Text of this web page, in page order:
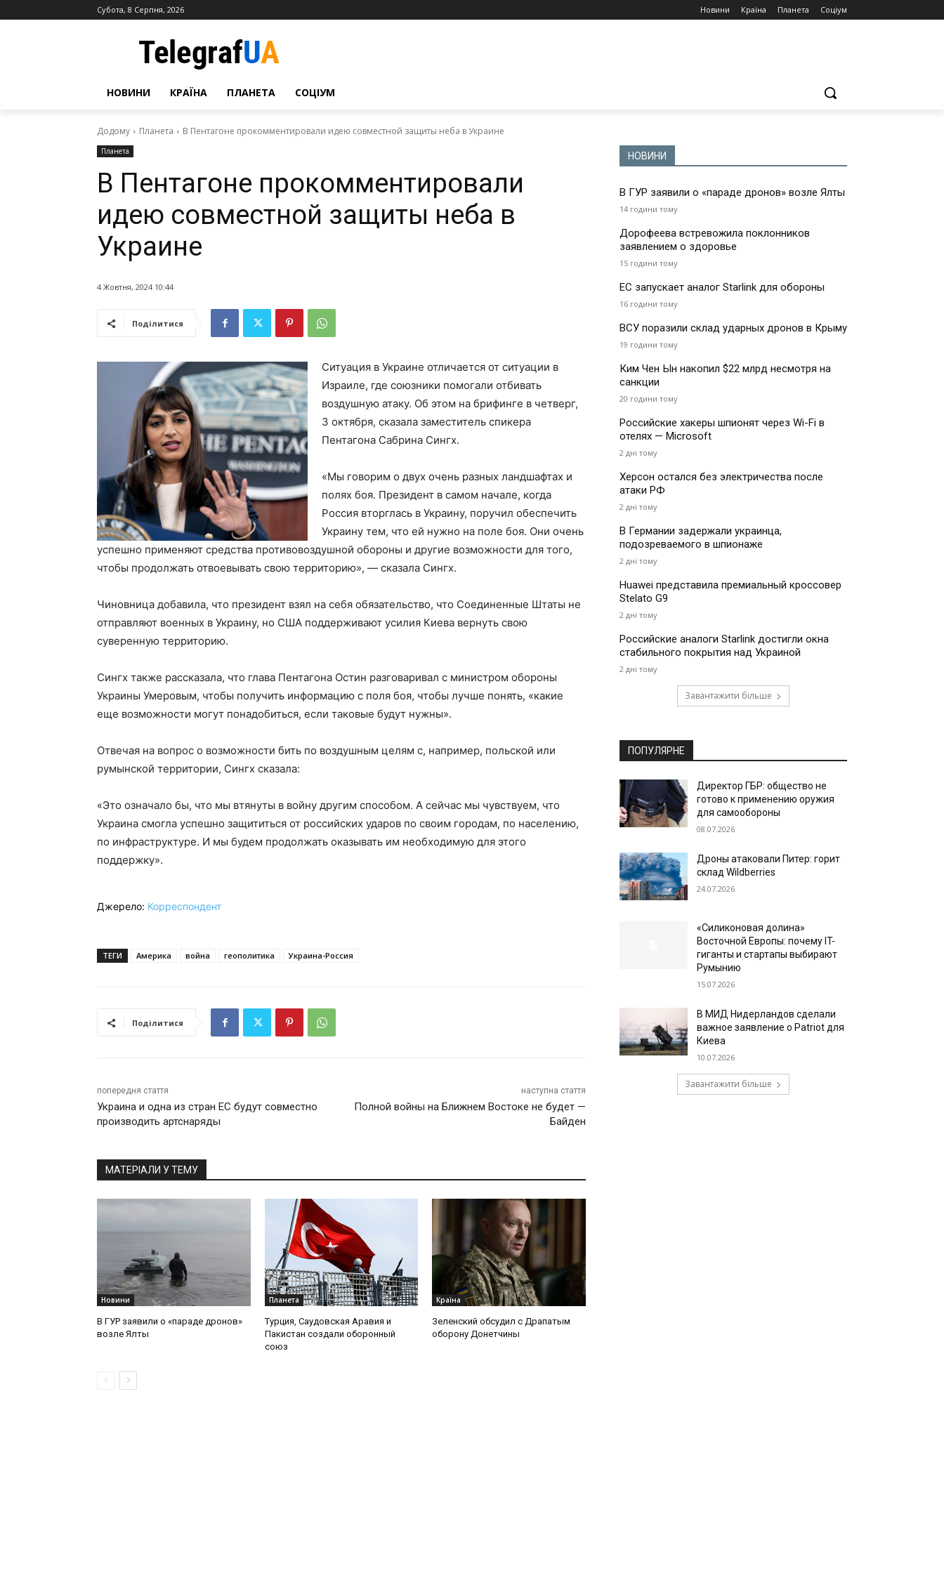
Субота, 8 Серпня, 2026 Новини Країна Планета Соціум
НОВИНИ КРАЇНА ПЛАНЕТА СОЦІУМ
Додому Планета В Пентагоне прокомментировали идею совместной защиты неба в Украине
Планета
В Пентагоне прокомментировали
идею совместной защиты неба в
Украине
4 Жовтня, 2024 10:44
Поділитися
Ситуация в Украине отличается от ситуации в
Израиле, где союзники помогали отбивать
воздушную атаку. Об этом на брифинге в четверг,
3 октября, сказала заместитель спикера
Пентагона Сабрина Сингх.
«Мы говорим о двух очень разных ландшафтах и ​​
полях боя. Президент в самом начале, когда
Россия вторглась в Украину, поручил обеспечить
Украину тем, что ей нужно на поле боя. Они очень
успешно применяют средства противовоздушной обороны и другие возможности для того,
чтобы продолжать отвоевывать свою территорию», — сказала Сингх.
Чиновница добавила, что президент взял на себя обязательство, что Соединенные Штаты не
отправляют военных в Украину, но США поддерживают усилия Киева вернуть свою
суверенную территорию.
Сингх также рассказала, что глава Пентагона Остин разговаривал с министром обороны
Украины Умеровым, чтобы получить информацию с поля боя, чтобы лучше понять, «какие
еще возможности могут понадобиться, если таковые будут нужны».
Отвечая на вопрос о возможности бить по воздушным целям с, например, польской или
румынской территории, Сингх сказала:
«Это означало бы, что мы втянуты в войну другим способом. А сейчас мы чувствуем, что
Украина смогла успешно защититься от российских ударов по своим городам, по населению,
по инфраструктуре. И мы будем продолжать оказывать им необходимую для этого
поддержку».
Джерело: Корреспондент
ТЕГИ Америка война геополитика Украина-Россия
Поділитися
попередня стаття
Украина и одна из стран ЕС будут совместно
производить артснаряды
наступна стаття
Полной войны на Ближнем Востоке не будет —
Байден
МАТЕРІАЛИ У ТЕМУ
Новини
В ГУР заявили о «параде дронов»
возле Ялты
Планета
Турция, Саудовская Аравия и
Пакистан создали оборонный
союз
Країна
Зеленский обсудил с Драпатым
оборону Донетчины
НОВИНИ
В ГУР заявили о «параде дронов» возле Ялты
14 години тому
Дорофеева встревожила поклонников
заявлением о здоровье
15 години тому
ЕС запускает аналог Starlink для обороны
16 години тому
ВСУ поразили склад ударных дронов в Крыму
19 години тому
Ким Чен Ын накопил $22 млрд несмотря на
санкции
20 години тому
Российские хакеры шпионят через Wi-Fi в
отелях — Microsoft
2 дні тому
Херсон остался без электричества после
атаки РФ
2 дні тому
В Германии задержали украинца,
подозреваемого в шпионаже
2 дні тому
Huawei представила премиальный кроссовер
Stelato G9
2 дні тому
Российские аналоги Starlink достигли окна
стабильного покрытия над Украиной
2 дні тому
Завантажити більше
ПОПУЛЯРНЕ
Директор ГБР: общество не
готово к применению оружия
для самообороны
08.07.2026
Дроны атаковали Питер: горит
склад Wildberries
24.07.2026
«Силиконовая долина»
Восточной Европы: почему IT-
гиганты и стартапы выбирают
Румынию
15.07.2026
В МИД Нидерландов сделали
важное заявление о Patriot для
Киева
10.07.2026
Завантажити більше